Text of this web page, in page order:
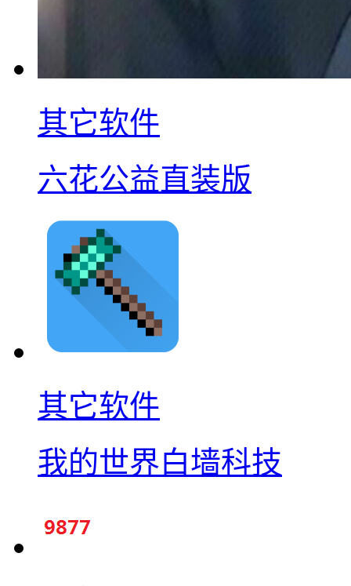
其它软件
六花公益直装版
其它软件
我的世界白墙科技